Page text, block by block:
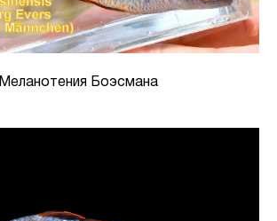
Меланотения Боэсмана